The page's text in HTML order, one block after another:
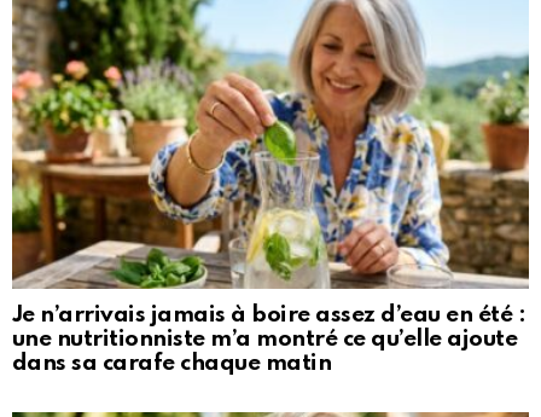
Je n’arrivais jamais à boire assez d’eau en été :
une nutritionniste m’a montré ce qu’elle ajoute
dans sa carafe chaque matin